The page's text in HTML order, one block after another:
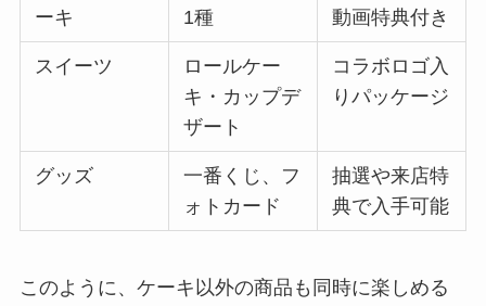
ーキ
1種
動画特典付き
スイーツ
ロールケー
キ・カップデ
ザート
コラボロゴ入
りパッケージ
グッズ
一番くじ、フ
ォトカード
抽選や来店特
典で入手可能
このように、ケーキ以外の商品も同時に楽しめる